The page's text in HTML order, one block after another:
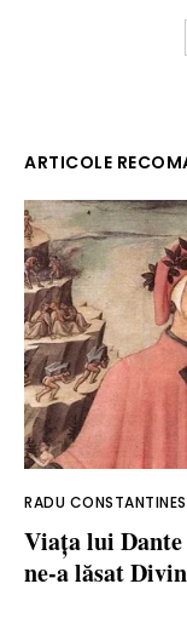
ARTICOLE
RADU
Viața lui
ne-a lăsat